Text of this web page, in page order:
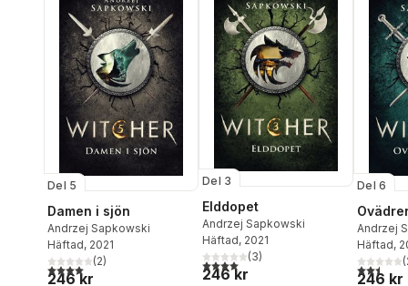
Del 5
Damen i sjön
Andrzej Sapkowski
Häftad, 2021
4,0utav 5 stjärnor. Totalt antal röster:
(2)
246 kr
Del 3
Elddopet
Andrzej Sapkowski
Häftad, 2021
4,0utav 5 stjärnor. Totalt antal röster:
(3)
246 kr
Del 6
Andrzej
Häftad,
2,5utav 5(
246 kr